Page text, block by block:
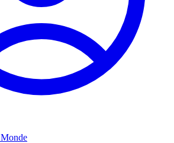
Monde